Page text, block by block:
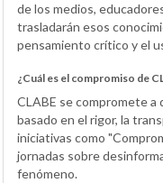
de los medios,
trasladarán esos
pensamiento crítico y el
¿Cuál es el compromiso de
CLABE se compromete
basado en el rigor, la
iniciativas como
jornadas sobre
fenómeno.